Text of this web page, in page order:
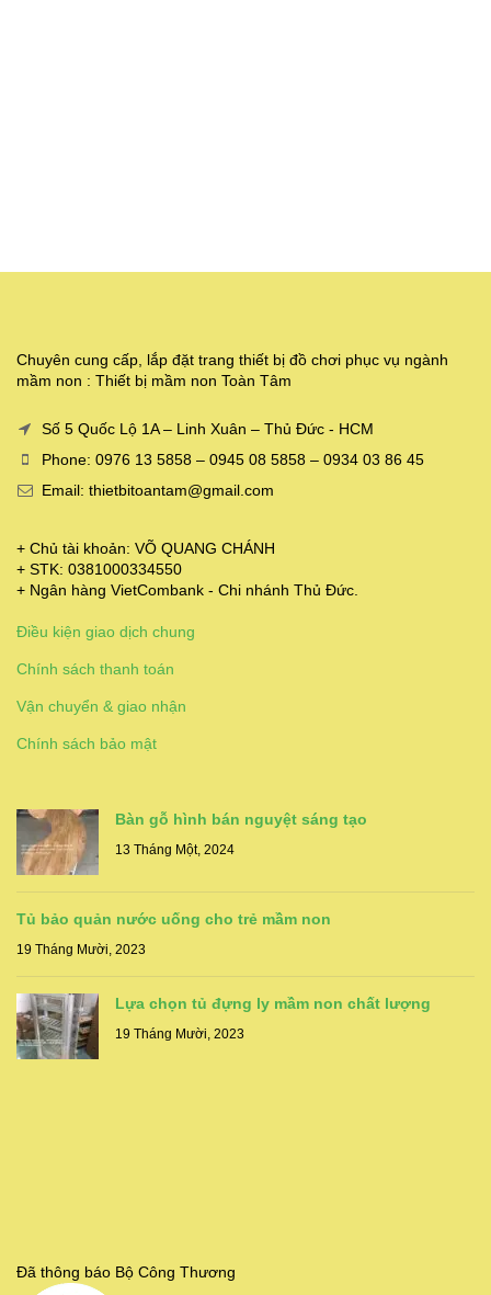
Chuyên cung cấp, lắp đặt trang thiết bị đồ chơi phục vụ ngành
mầm non : Thiết bị mầm non Toàn Tâm
Số 5 Quốc Lộ 1A – Linh Xuân – Thủ Đức - HCM
Phone: 0976 13 5858 – 0945 08 5858 – 0934 03 86 45
Email: thietbitoantam@gmail.com
+ Chủ tài khoản: VÕ QUANG CHÁNH
+ STK: 0381000334550
+ Ngân hàng VietCombank - Chi nhánh Thủ Đức.
Điều kiện giao dịch chung
Chính sách thanh toán
Vận chuyển & giao nhận
Chính sách bảo mật
Bàn gỗ hình bán nguyệt sáng tạo
13 Tháng Một, 2024
Tủ bảo quản nước uống cho trẻ mầm non
19 Tháng Mười, 2023
Lựa chọn tủ đựng ly mầm non chất lượng
19 Tháng Mười, 2023
Đã thông báo Bộ Công Thương